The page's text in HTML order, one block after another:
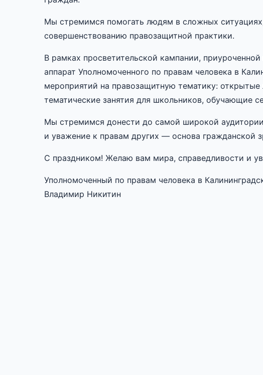
Мы стремимся помогать людям в сложных
совершенствованию правозащитной практики.
В рамках просветительской кампании,
аппарат Уполномоченного по правам человека в
мероприятий на правозащитную тематику: открытые
тематические занятия для школьников, обучающие
Мы стремимся донести до самой широкой
и уважение к правам других — основа гражданской
С праздником! Желаю вам мира, справедливости и
Уполномоченный по правам человека в
Владимир Никитин